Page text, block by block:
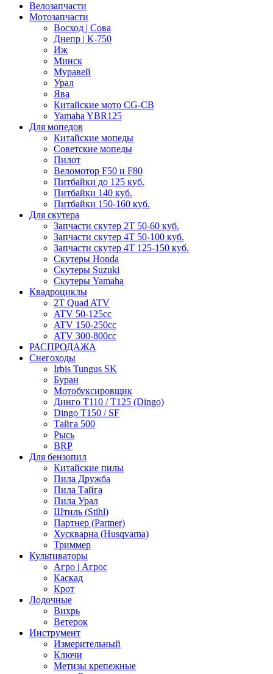
Велозапчасти
Мотозапчасти
Восход | Сова
Днепр | К-750
Иж
Минск
Муравей
Урал
Ява
Китайские мото CG-CB
Yamaha YBR125
Для мопедов
Китайские мопеды
Советские мопеды
Пилот
Веломотор F50 и F80
Питбайки до 125 куб.
Питбайки 140 куб.
Питбайки 150-160 куб.
Для скутера
Запчасти скутер 2Т 50-60 куб.
Запчасти скутер 4Т 50-100 куб.
Запчасти скутер 4Т 125-150 куб.
Скутеры Honda
Скутеры Suzuki
Скутеры Yamaha
Квадроциклы
2T Quad ATV
ATV 50-125cc
ATV 150-250cc
ATV 300-800cc
РАСПРОДАЖА
Снегоходы
Irbis Tungus SK
Буран
Мотобуксировщик
Динго T110 / T125 (Dingo)
Dingo T150 / SF
Тайга 500
Рысь
BRP
Для бензопил
Китайские пилы
Пила Дружба
Пила Тайга
Пила Урал
Штиль (Stihl)
Партнер (Partner)
Хускварна (Husqvarna)
Триммер
Культиваторы
Агро | Агрос
Каскад
Крот
Лодочные
Вихрь
Ветерок
Инструмент
Измерительный
Ключи
Метизы крепежные